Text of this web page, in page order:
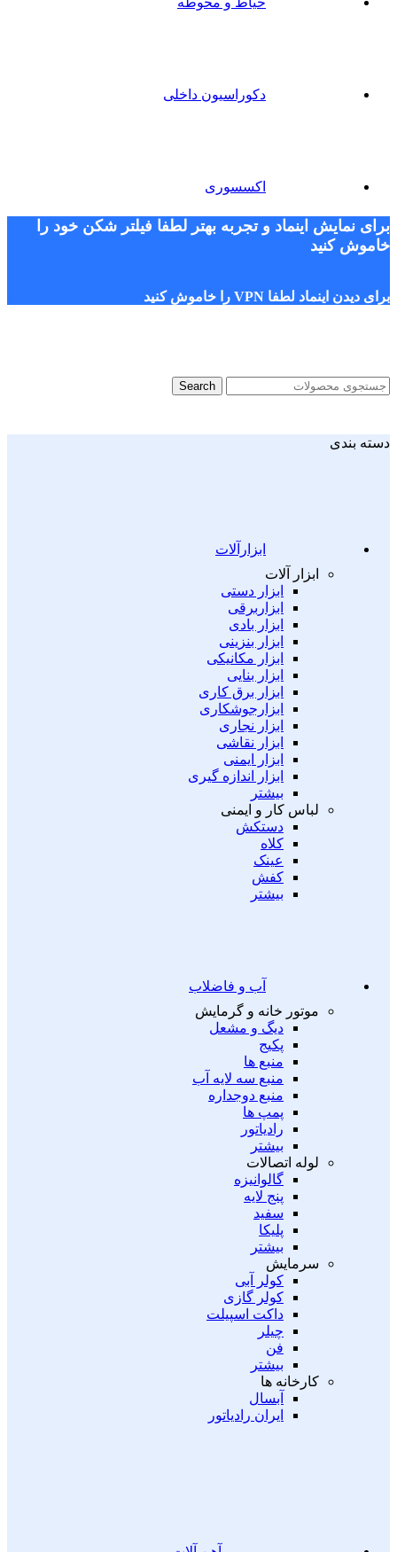
دکوراسیون داخلی
اکسسوری
برای نمایش اینماد و تجربه بهتر لطفا فیلتر شکن خود را
خاموش کنید
برای دیدن اینماد لطفا VPN را خاموش کنید
Search
دسته بندی
ابزارآلات
ابزار آلات
ابزار دستی
ابزاربرقی
ابزار بادی
ابزار بنزینی
ابزار مکانیکی
ابزار بنایی
ابزار برق کاری
ابزارجوشکاری
ابزار نجاری
ابزار نقاشی
ابزار ایمنی
ابزار اندازه گیری
بیشتر
لباس کار و ایمنی
دستکش
کلاه
عینک
کفش
بیشتر
آب و فاضلاب
موتور خانه و گرمایش
دیگ و مشعل
پکیج
منبع ها
منبع سه لایه آب
منبع دوجداره
پمپ ها
رادیاتور
بیشتر
لوله اتصالات
گالوانیزه
پنج لایه
سفید
پلیکا
بیشتر
سرمایش
کولر آبی
کولر گازی
داکت اسپیلت
چیلر
فن
بیشتر
کارخانه ها
آبسال
ایران رادیاتور